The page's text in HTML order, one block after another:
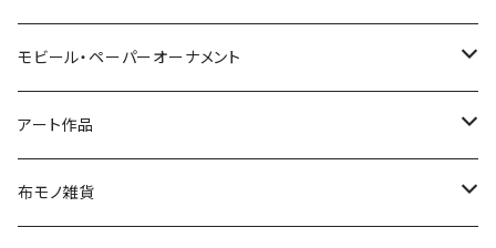
切り絵グリーティングカード
LED用ペーパーシェード
ポストカード
モビール・ペーパーオーナメント
モビール
ペーパーオーナメント
アート作品
ポスター
布モノ雑貨